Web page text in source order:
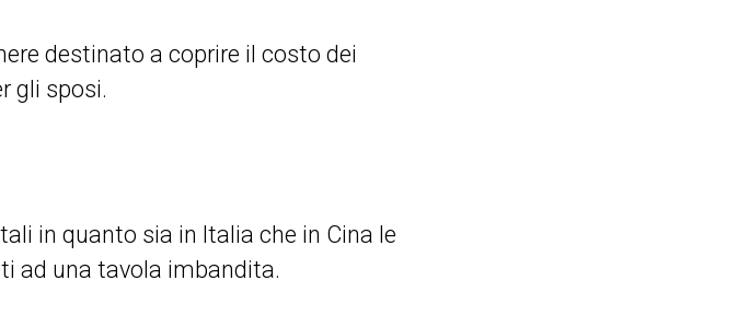
destinato a coprire il costo dei
gli sposi.
in quanto sia in Italia che in Cina le
ad una tavola imbandita.